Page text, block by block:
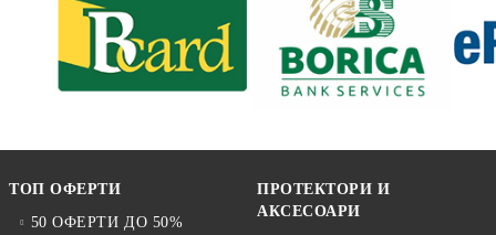
ТОП ОФЕРТИ
50 ОФЕРТИ ДО 50%
ПРОТЕКТОРИ И
АКСЕСОАРИ